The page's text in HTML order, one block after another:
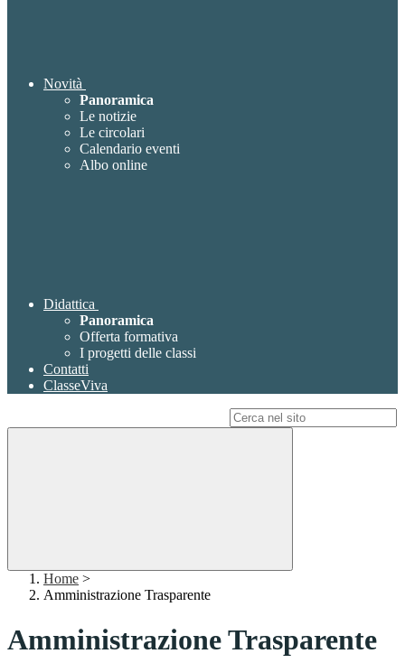
Novità
Panoramica
Le notizie
Le circolari
Calendario eventi
Albo online
Didattica
Panoramica
Offerta formativa
I progetti delle classi
Contatti
ClasseViva
Home >
Amministrazione Trasparente
Amministrazione Trasparente